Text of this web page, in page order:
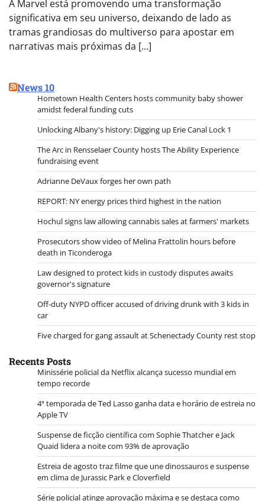
A Marvel está promovendo uma transformação
significativa em seu universo, deixando de lado as
tramas grandiosas do multiverso para apostar em
narrativas mais próximas da […]
News 10
Hometown Health Centers hosts community baby shower
amidst federal funding cuts
Unlocking Albany's history: Digging up Erie Canal Lock 1
The Arc in Rensselaer County hosts The Ability Experience
fundraising event
Adrianne DeVaux forges her own path
REPORT: NY energy prices third highest in the nation
Hochul signs law allowing cannabis sales at farmers' markets
Prosecutors show video of Melina Frattolin hours before
death in Ticonderoga
Law designed to protect kids in custody disputes awaits
governor's signature
Off-duty NYPD officer accused of driving drunk with 3 kids in
car
Five charged for gang assault at Schenectady County rest stop
Recents Posts
Minissérie policial da Netflix alcança sucesso mundial em
tempo recorde
4ª temporada de Ted Lasso ganha data e horário de estreia no
Apple TV
Suspense de ficção científica com Sophie Thatcher e Jack
Quaid lidera a noite com 93% de aprovação
Estreia de agosto traz filme que une dinossauros e suspense
em clima de Jurassic Park e Cloverfield
Série policial atinge aprovação máxima e se destaca como